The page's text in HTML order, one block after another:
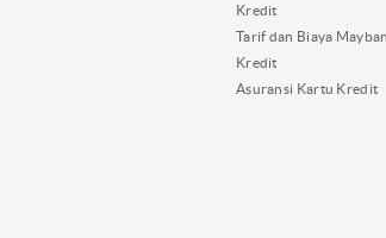
Kredit
Tarif dan Biaya
Kredit
Asuransi Kartu Kredit